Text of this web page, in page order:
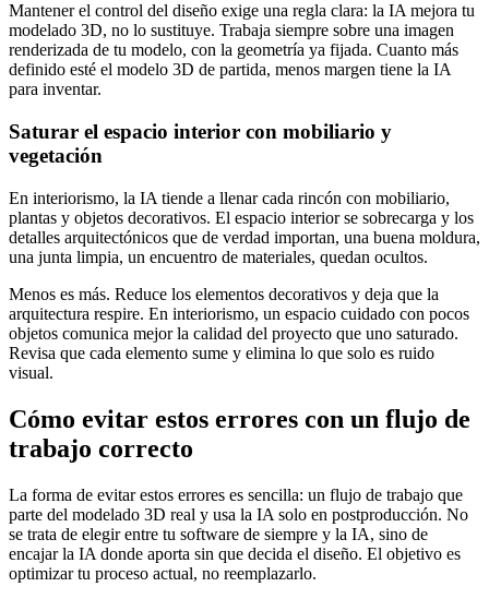
Mantener el control del diseño exige una regla clara: la IA mejora tu
modelado 3D, no lo sustituye. Trabaja siempre sobre una imagen
renderizada de tu modelo, con la geometría ya fijada. Cuanto más
definido esté el modelo 3D de partida, menos margen tiene la IA
para inventar.
Saturar el espacio interior con mobiliario y
vegetación
En interiorismo, la IA tiende a llenar cada rincón con mobiliario,
plantas y objetos decorativos. El espacio interior se sobrecarga y los
detalles arquitectónicos que de verdad importan, una buena moldura,
una junta limpia, un encuentro de materiales, quedan ocultos.
Menos es más. Reduce los elementos decorativos y deja que la
arquitectura respire. En interiorismo, un espacio cuidado con pocos
objetos comunica mejor la calidad del proyecto que uno saturado.
Revisa que cada elemento sume y elimina lo que solo es ruido
visual.
Cómo evitar estos errores con un flujo de
trabajo correcto
La forma de evitar estos errores es sencilla: un flujo de trabajo que
parte del modelado 3D real y usa la IA solo en postproducción. No
se trata de elegir entre tu software de siempre y la IA, sino de
encajar la IA donde aporta sin que decida el diseño. El objetivo es
optimizar tu proceso actual, no reemplazarlo.